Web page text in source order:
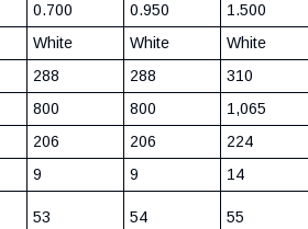
0.700 0.950 1.500
White White White
288 288 310
800 800 1,065
206 206 224
9 9 14
53 54 55